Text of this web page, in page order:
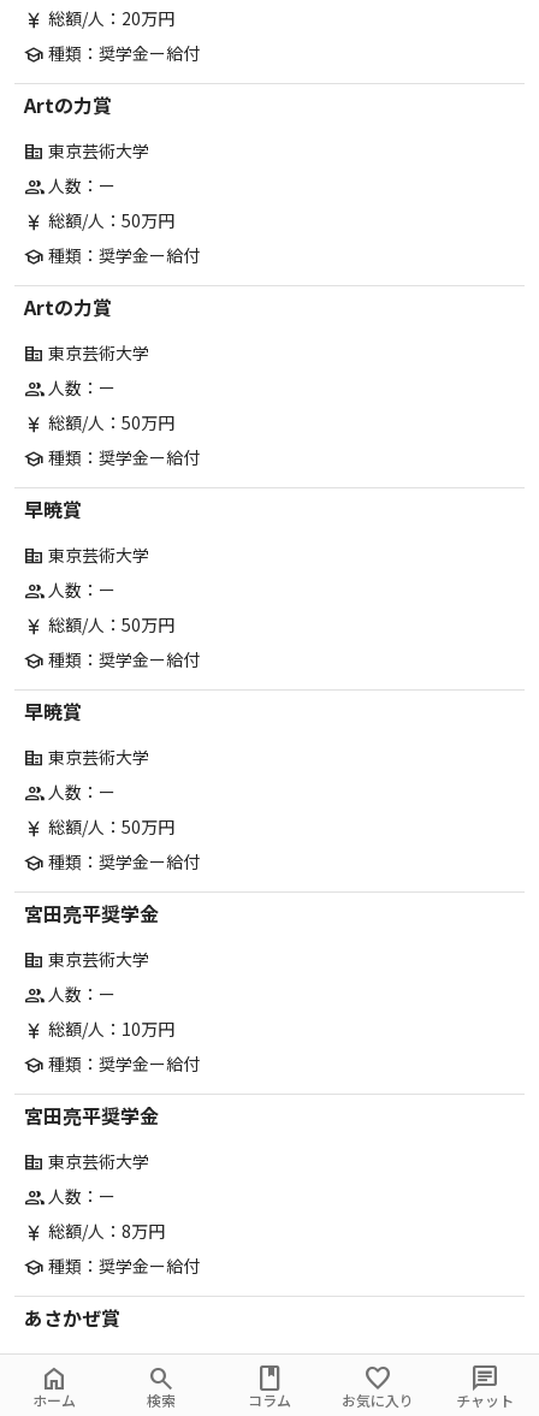
currency_yen 総額/人：20万円
school 種類：奨学金ー給付
Artの力賞
corporate_fare 東京芸術大学
group人数：ー
currency_yen 総額/人：50万円
school 種類：奨学金ー給付
Artの力賞
corporate_fare 東京芸術大学
group人数：ー
currency_yen 総額/人：50万円
school 種類：奨学金ー給付
早暁賞
corporate_fare 東京芸術大学
group人数：ー
currency_yen 総額/人：50万円
school 種類：奨学金ー給付
早暁賞
corporate_fare 東京芸術大学
group人数：ー
currency_yen 総額/人：50万円
school 種類：奨学金ー給付
宮田亮平奨学金
corporate_fare 東京芸術大学
group人数：ー
currency_yen 総額/人：10万円
school 種類：奨学金ー給付
宮田亮平奨学金
corporate_fare 東京芸術大学
group人数：ー
currency_yen 総額/人：8万円
school 種類：奨学金ー給付
あさかぜ賞
東京芸術大学
group人数：ー
home
ホーム
search
検索
book
コラム
favorite
お気に入り
chat
チャット